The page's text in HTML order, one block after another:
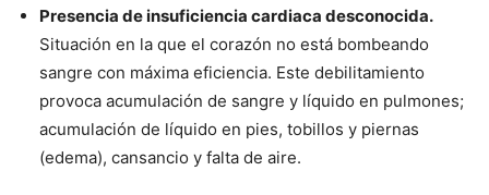
Presencia de insuficiencia cardiaca desconocida.
Situación en la que el corazón no está bombeando
sangre con máxima eficiencia. Este debilitamiento
provoca acumulación de sangre y líquido en pulmones;
acumulación de líquido en pies, tobillos y piernas
(edema), cansancio y falta de aire.